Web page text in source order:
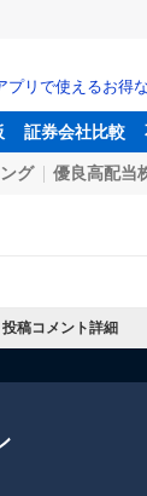
プリで使えるお得
証券会社比較
グ 優良高配当
投稿コメント詳細